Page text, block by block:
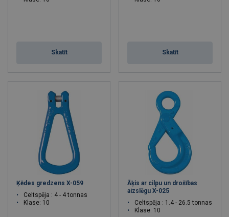
Skatīt Skatīt
Ķēdes gredzens X-059
Celtspēja : 4 - 4 tonnas
Klase: 10
Āķis ar cilpu un drošības
aizslēgu X-025
Celtspēja : 1.4 - 26.5 tonnas
Klase: 10